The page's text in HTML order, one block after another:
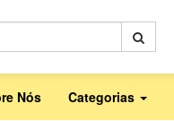
Nós Categorias